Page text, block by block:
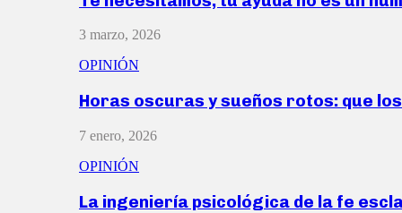
3 marzo, 2026
OPINIÓN
Horas oscuras y sueños rotos: que
7 enero, 2026
OPINIÓN
La ingeniería psicológica de la fe